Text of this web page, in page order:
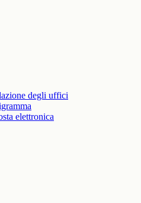
degli uffici
elettronica